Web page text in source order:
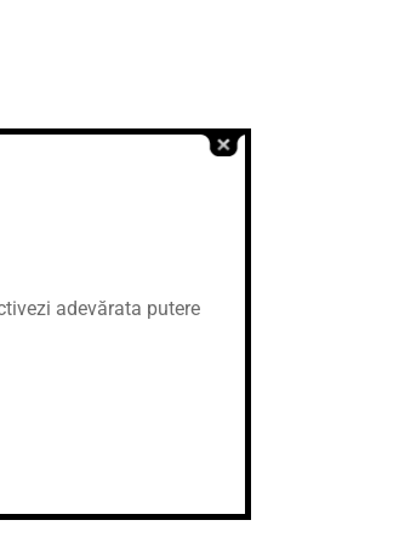
adevărata putere